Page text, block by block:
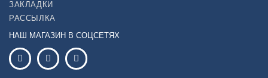
ЗАКЛАДКИ
РАССЫЛКА
НАШ МАГАЗИН В СОЦСЕТЯХ